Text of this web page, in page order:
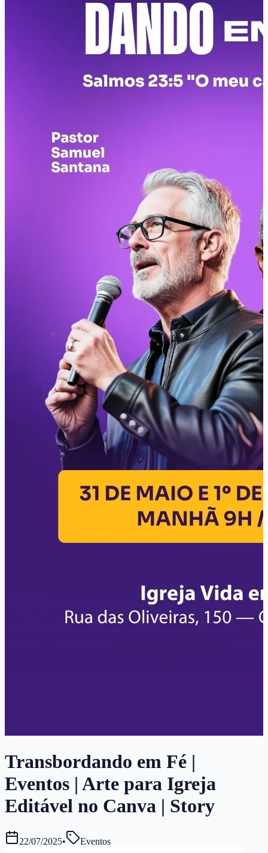
Transbordando em Fé |
Eventos | Arte para Igreja
Editável no Canva | Story
22/07/2025• Eventos